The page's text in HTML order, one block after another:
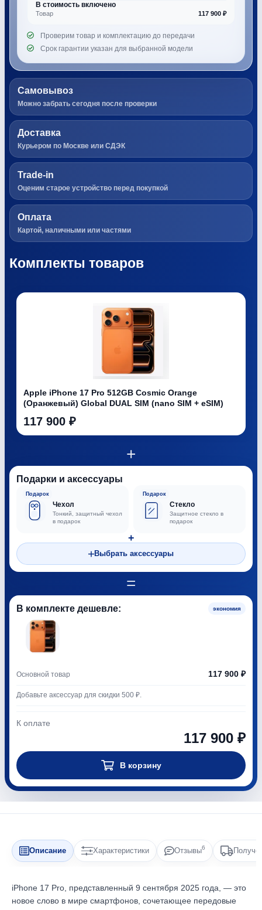
В стоимость включено
Товар 117 900 ₽
Проверим товар и комплектацию до передачи
Срок гарантии указан для выбранной модели
Самовывоз
Можно забрать сегодня после проверки
Доставка
Курьером по Москве или СДЭК
Trade-in
Оценим старое устройство перед покупкой
Оплата
Картой, наличными или частями
Комплекты товаров
Apple iPhone 17 Pro 512GB Cosmic Orange
(Оранжевый) Global DUAL SIM (nano SIM + eSIM)
117 900 ₽
+
Подарки и аксессуары
Подарок
Чехол
Тонкий, защитный чехол
в подарок
Подарок
Стекло
Защитное стекло в
подарок
+
Выбрать аксессуары
=
В комплекте дешевле: экономия
Основной товар 117 900 ₽
Добавьте аксессуар для скидки 500 ₽.
К оплате
117 900 ₽
В корзину
Описание Характеристики Отзывы6
iPhone 17 Pro, представленный 9 сентября 2025 года, — это
новое слово в мире смартфонов, сочетающее передовые